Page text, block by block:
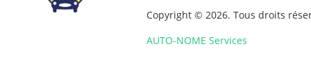
Copyright © 2026. Tous droits
AUTO-NOME Services